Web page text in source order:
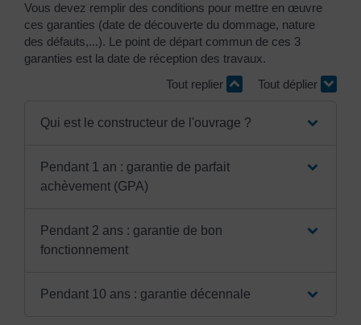
Vous devez remplir des conditions pour mettre en œuvre
ces garanties (date de découverte du dommage, nature
des défauts,...). Le point de départ commun de ces 3
garanties est la date de réception des travaux.
Tout replier
Tout déplier
Qui est le constructeur de l'ouvrage ?
Pendant 1 an : garantie de parfait
achèvement (GPA)
Pendant 2 ans : garantie de bon
fonctionnement
Pendant 10 ans : garantie décennale